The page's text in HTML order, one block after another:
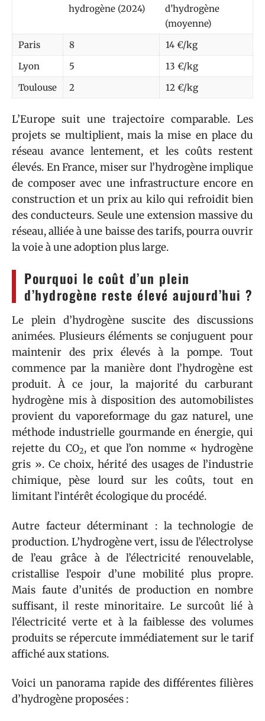
hydrogène (2024)
d’hydrogène
(moyenne)
Paris
8
14 €/kg
Lyon
5
13 €/kg
Toulouse
2 12 €/kg
L’Europe suit une trajectoire comparable. Les
projets se multiplient, mais la mise en place du
réseau avance lentement, et les coûts restent
élevés. En France, miser sur l’hydrogène implique
de composer avec une infrastructure encore en
construction et un prix au kilo qui refroidit bien
des conducteurs. Seule une extension massive du
réseau, alliée à une baisse des tarifs, pourra ouvrir
la voie à une adoption plus large.
Pourquoi le coût d’un plein
d’hydrogène reste élevé aujourd’hui ?
Le plein d’hydrogène suscite des discussions
animées. Plusieurs éléments se conjuguent pour
maintenir des prix élevés à la pompe. Tout
commence par la manière dont l’hydrogène est
produit. À ce jour, la majorité du carburant
hydrogène mis à disposition des automobilistes
provient du vaporeformage du gaz naturel, une
méthode industrielle gourmande en énergie, qui
rejette du CO2, et que l’on nomme « hydrogène
gris ». Ce choix, hérité des usages de l’industrie
chimique, pèse lourd sur les coûts, tout en
limitant l’intérêt écologique du procédé.
Autre facteur déterminant : la technologie de
production. L’hydrogène vert, issu de l’électrolyse
de l’eau grâce à de l’électricité renouvelable,
cristallise l’espoir d’une mobilité plus propre.
Mais faute d’unités de production en nombre
suffisant, il reste minoritaire. Le surcoût lié à
l’électricité verte et à la faiblesse des volumes
produits se répercute immédiatement sur le tarif
affiché aux stations.
Voici un panorama rapide des différentes filières
d’hydrogène proposées :